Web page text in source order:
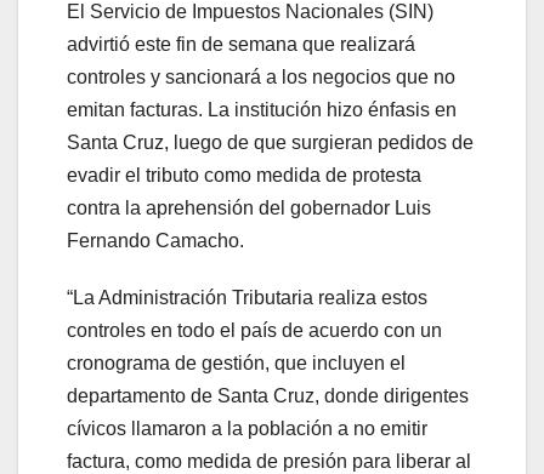
El Servicio de Impuestos Nacionales (SIN)
advirtió este fin de semana que realizará
controles y sancionará a los negocios que no
emitan facturas. La institución hizo énfasis en
Santa Cruz, luego de que surgieran pedidos de
evadir el tributo como medida de protesta
contra la aprehensión del gobernador Luis
Fernando Camacho.
“La Administración Tributaria realiza estos
controles en todo el país de acuerdo con un
cronograma de gestión, que incluyen el
departamento de Santa Cruz, donde dirigentes
cívicos llamaron a la población a no emitir
factura, como medida de presión para liberar al